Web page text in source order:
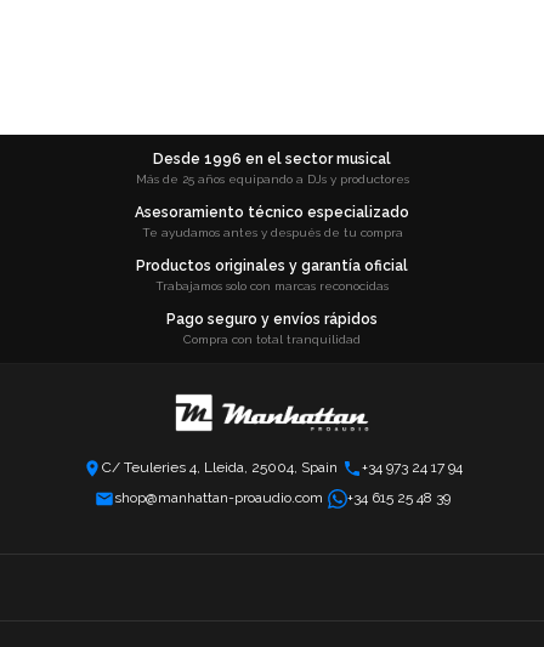
Desde 1996 en el sector musical
Más de 25 años equipando a DJs y productores
Asesoramiento técnico especializado
Te ayudamos antes y después de tu compra
Productos originales y garantía oficial
Trabajamos solo con marcas reconocidas
Pago seguro y envíos rápidos
Compra con total tranquilidad
C/ Teuleries 4, Lleida, 25004, Spain
+34 973 24 17 94
shop@manhattan-proaudio.com
+34 615 25 48 39